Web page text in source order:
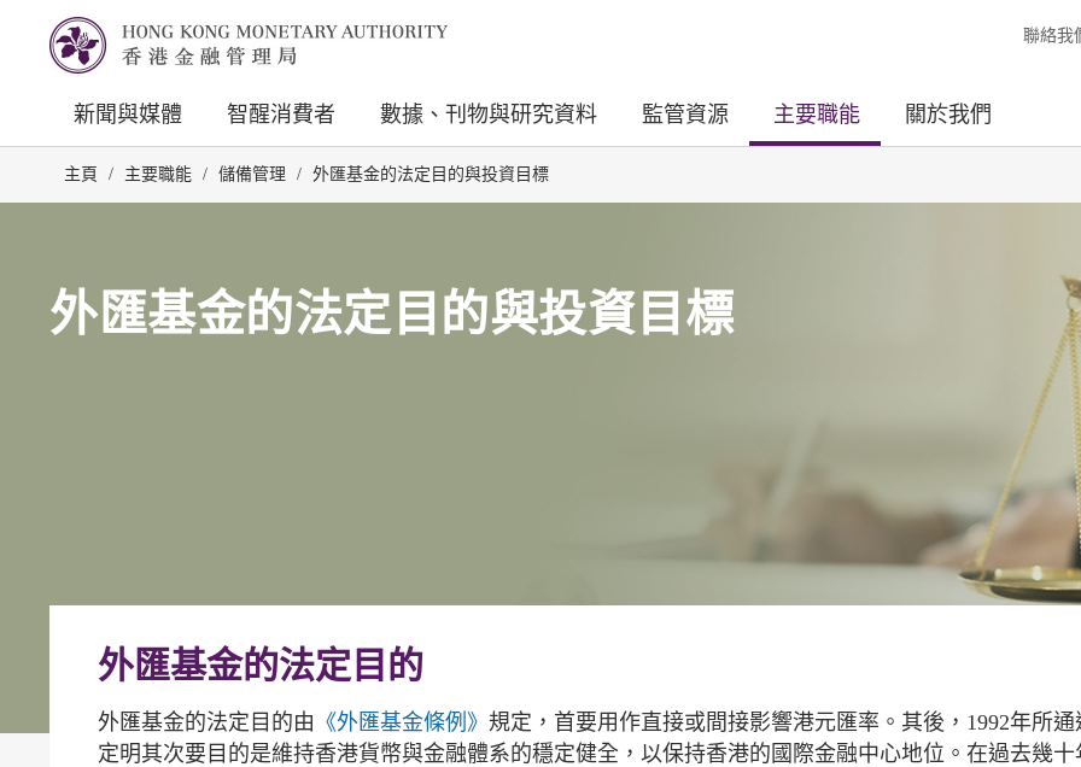
聯絡我
新聞與媒體 智醒消費者 數據、刊物與研究資料 監管資源 主要職能 關於我們
主頁 / 主要職能 / 儲備管理 / 外匯基金的法定目的與投資目標
外匯基金的法定目的與投資目標
外匯基金的法定目的
外匯基金的法定目的由 《外匯基金條例》 規定，首要用作直接或間接影響港元匯率。其後，1992年所
定明其次要目的是維持香港貨幣與金融體系的穩定健全，以保持香港的國際金融中心地位。在過去幾